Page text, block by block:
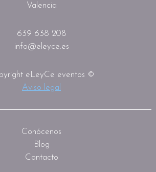
Valencia
639 638 208
info@eleyce.es
eLeyCe eventos ©
Aviso legal
Conócenos
Blog
Contacto